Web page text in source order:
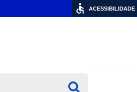
ACESSIBILIDADE